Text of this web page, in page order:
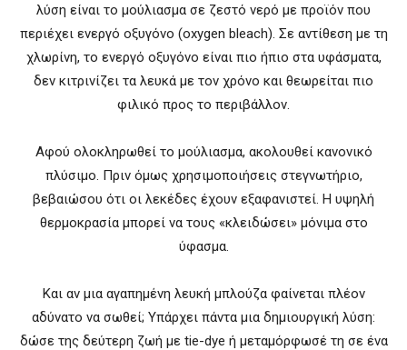
λύση είναι το μούλιασμα σε ζεστό νερό με προϊόν που
περιέχει ενεργό οξυγόνο (oxygen bleach). Σε αντίθεση με τη
χλωρίνη, το ενεργό οξυγόνο είναι πιο ήπιο στα υφάσματα,
δεν κιτρινίζει τα λευκά με τον χρόνο και θεωρείται πιο
φιλικό προς το περιβάλλον.
Αφού ολοκληρωθεί το μούλιασμα, ακολουθεί κανονικό
πλύσιμο. Πριν όμως χρησιμοποιήσεις στεγνωτήριο,
βεβαιώσου ότι οι λεκέδες έχουν εξαφανιστεί. Η υψηλή
θερμοκρασία μπορεί να τους «κλειδώσει» μόνιμα στο
ύφασμα.
Και αν μια αγαπημένη λευκή μπλούζα φαίνεται πλέον
αδύνατο να σωθεί; Υπάρχει πάντα μια δημιουργική λύση:
δώσε της δεύτερη ζωή με tie-dye ή μεταμόρφωσέ τη σε ένα